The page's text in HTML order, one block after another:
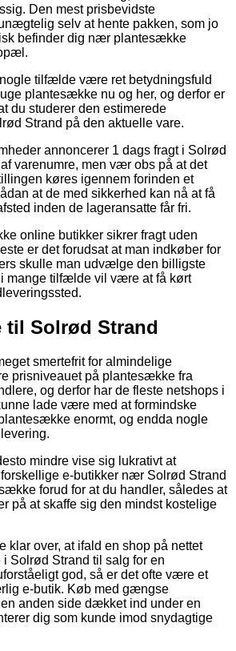
Den mest prisbevidste
selv at hente pakken, som jo
befinder dig nær plantesække
tilfælde være ret betydningsfuld
plantesække nu og her, og derfor er
du studerer den estimerede
Strand på den aktuelle vare.
annoncerer 1 dags fragt i Solrød
varenumre, men vær obs på at det
køres igennem forinden et
at de med sikkerhed kan nå at få
inden de lageransatte får fri.
online butikker sikrer fragt uden
er det forudsat at man indkøber for
skulle man udvælge den billigste
i mange tilfælde vil være at få kørt
til Solrød Strand
smertefrit for almindelige
prisniveauet på plantesække fra
og derfor har de fleste netshops i
lade være med at formindske
enormt, og endda nogle
mindre vise sig lukrativt at
e-butikker nær Solrød Strand
forud for at du handler, således at
på at skaffe sig den mindst kostelige
klar over, at ifald en shop på nettet
Solrød Strand til salg for en
god, så er det ofte være et
e-butik. Køb med gængse
anden side dækket ind under en
dig som kunde imod snydagtige